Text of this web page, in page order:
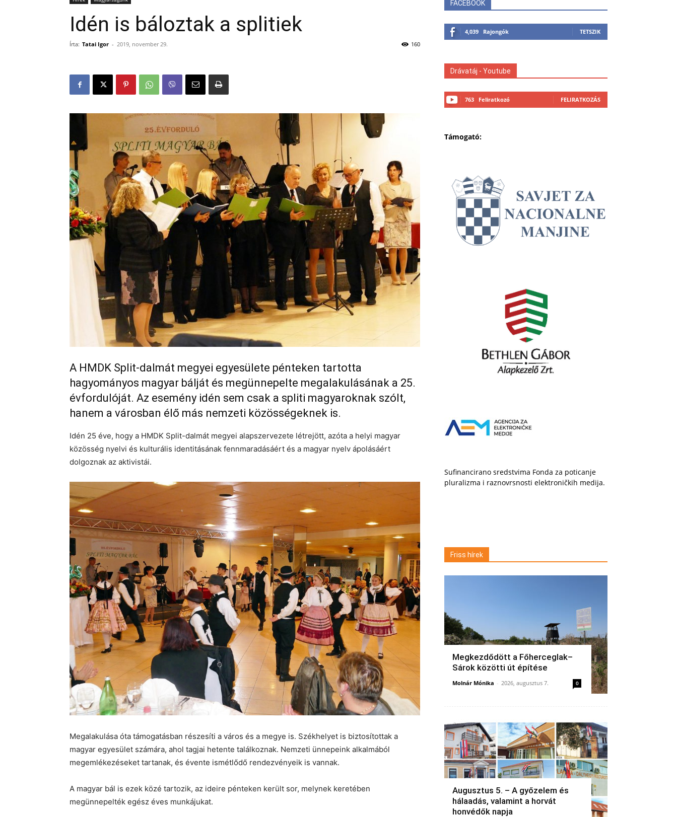
Idén is báloztak a splitiek
Írta: Tatai Igor - 2019, november 29. 160
A HMDK Split-dalmát megyei egyesülete pénteken tartotta
hagyományos magyar bálját és megünnepelte megalakulásának a 25.
évfordulóját. Az esemény idén sem csak a spliti magyaroknak szólt,
hanem a városban élő más nemzeti közösségeknek is.
Idén 25 éve, hogy a HMDK Split-dalmát megyei alapszervezete létrejött, azóta a helyi magyar
közösség nyelvi és kulturális identitásának fennmaradásáért és a magyar nyelv ápolásáért
dolgoznak az aktivistái.
Megalakulása óta támogatásban részesíti a város és a megye is. Székhelyet is biztosítottak a
magyar egyesület számára, ahol tagjai hetente találkoznak. Nemzeti ünnepeink alkalmából
megemlékezéseket tartanak, és évente ismétlődő rendezvényeik is vannak.
A magyar bál is ezek közé tartozik, az ideire pénteken került sor, melynek keretében
megünnepelték egész éves munkájukat.
FACEBOOK
4,039 Rajongók TETSZIK
Drávatáj - Youtube
763 Feliratkozó FELIRATKOZÁS
Támogató:
Sufinancirano sredstvima Fonda za poticanje
pluralizma i raznovrsnosti elektroničkih medija.
Friss hírek
Megkezdődött a Főherceglak–
Sárok közötti út építése
Molnár Mónika - 2026, augusztus 7. 0
Augusztus 5. – A győzelem és
hálaadás, valamint a horvát
honvédők napja